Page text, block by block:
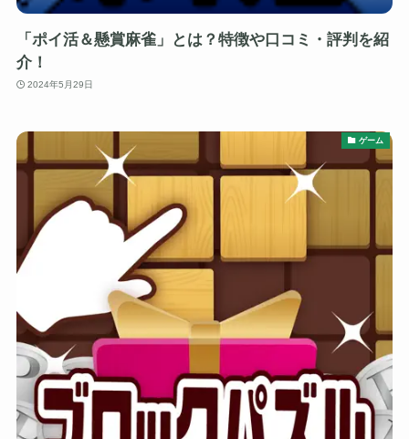
「ポイ活＆懸賞麻雀」とは？特徴や口コミ・評判を紹
介！
2024年5月29日
ゲーム